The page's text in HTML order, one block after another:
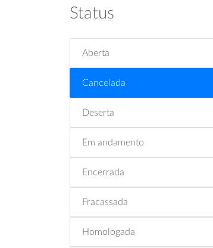
Status
Aberta
Cancelada
Deserta
Em andamento
Encerrada
Fracassada
Homologada